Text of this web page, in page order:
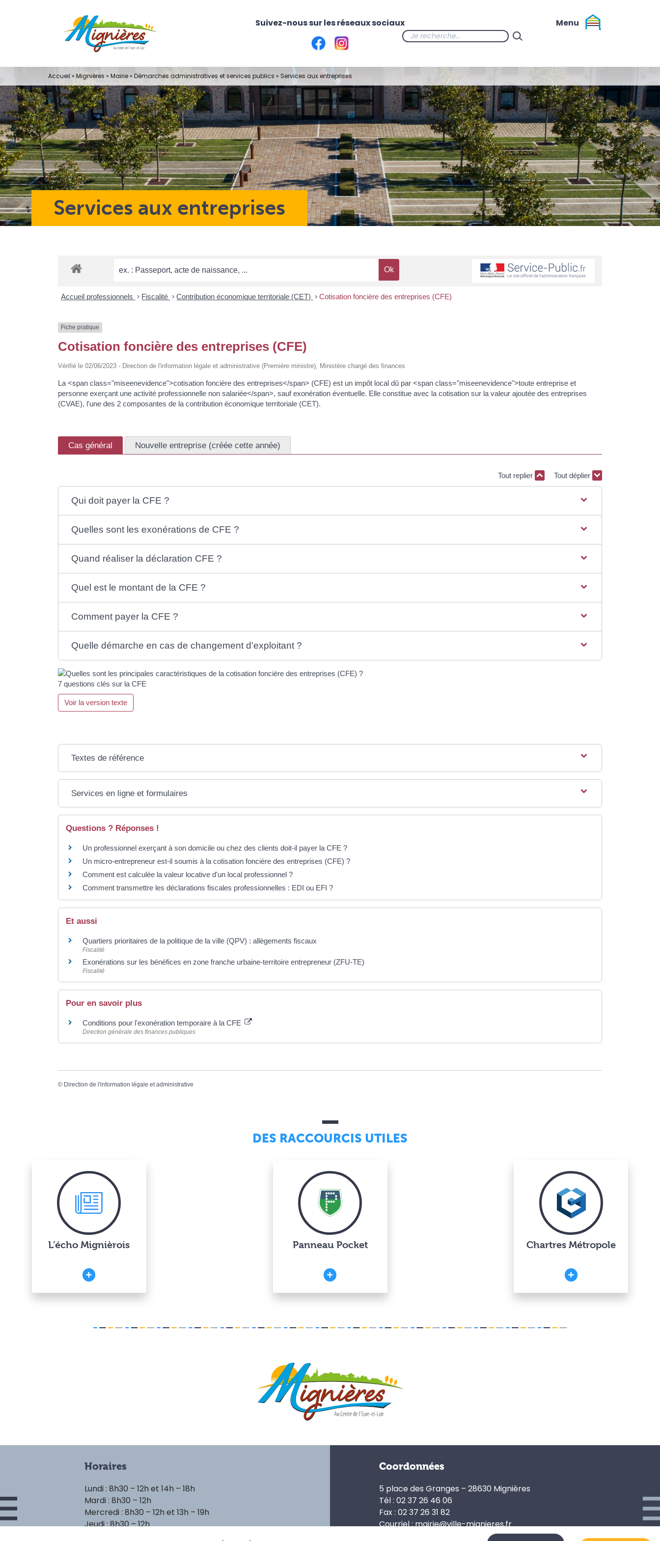
Services aux entreprises
Accueil » Mignières » Mairie» Démarches administratives et services publics » Services aux entreprises
Accueil professionnels > Fiscalité > Contribution économique territoriale (CET) > Cotisation foncière des entreprises (CFE)
Fiche pratique
Cotisation foncière des entreprises (CFE)
Vérifié le 02/06/2023 - Direction de l'information légale et administrative (Première ministre), Ministère chargé des finances
La <span class="miseenevidence">cotisation foncière des entreprises</span> (CFE) est un impôt local dû par <span class="miseenevidence">toute entreprise et
personne exerçant une activité professionnelle non salariée</span>, sauf exonération éventuelle. Elle constitue avec la cotisation sur la valeur ajoutée des entreprises
(CVAE), l'une des 2 composantes de la contribution économique territoriale (CET).
Cas général Nouvelle entreprise (créée cette année)
Tout replier Tout déplier
Qui doit payer la CFE ?
Quelles sont les exonérations de CFE ?
Quand réaliser la déclaration CFE ?
Quel est le montant de la CFE ?
Comment payer la CFE ?
Quelle démarche en cas de changement d'exploitant ?
7 questions clés sur la CFE
Voir la version texte
Textes de référence
Services en ligne et formulaires
Questions ? Réponses !
Un professionnel exerçant à son domicile ou chez des clients doit-il payer la CFE ?
Un micro-entrepreneur est-il soumis à la cotisation foncière des entreprises (CFE) ?
Comment est calculée la valeur locative d'un local professionnel ?
Comment transmettre les déclarations fiscales professionnelles : EDI ou EFI ?
Et aussi
Quartiers prioritaires de la politique de la ville (QPV) : allègements fiscaux
Fiscalité
Exonérations sur les bénéfices en zone franche urbaine-territoire entrepreneur (ZFU-TE)
Fiscalité
Pour en savoir plus
Conditions pour l'exonération temporaire à la CFE
Direction générale des finances publiques
© Direction de l'information légale et administrative
DES RACCOURCIS UTILES
L’écho Mignièrois Panneau Pocket Chartres Métropole
Horaires
Lundi : 8h30 – 12h et 14h – 18h
Mardi : 8h30 – 12h
Mercredi : 8h30 – 12h et 13h – 19h
Jeudi : 8h30 – 12h
Coordonnées
5 place des Granges – 28630 Mignières
Tél : 02 37 26 46 06
Fax : 02 37 26 31 82
Courriel : mairie@ville-mignieres.fr